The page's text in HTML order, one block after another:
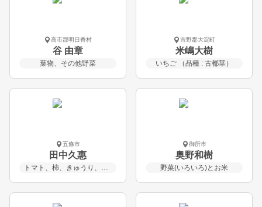
高市郡明日香村
谷 由章
葉物、その他野菜
吉野郡大淀町
米嶋大樹
いちご （品種 : 古都華）
五條市
田中久惠
トマト、柿、きゅうり、生産物の加工品
御所市
奥野和樹
野菜(いろいろ)とお米